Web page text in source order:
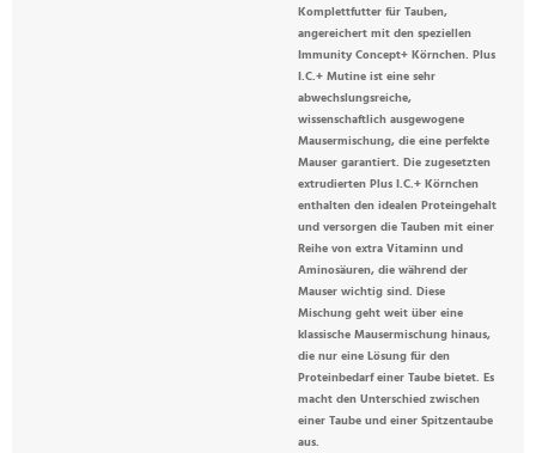
Komplettfutter für Tauben,
angereichert mit den speziellen
Immunity Concept+ Körnchen. Plus
I.C.+ Mutine ist eine sehr
abwechslungsreiche,
wissenschaftlich ausgewogene
Mausermischung, die eine perfekte
Mauser garantiert. Die zugesetzten
extrudierten Plus I.C.+ Körnchen
enthalten den idealen Proteingehalt
und versorgen die Tauben mit einer
Reihe von extra Vitaminn und
Aminosäuren, die während der
Mauser wichtig sind. Diese
Mischung geht weit über eine
klassische Mausermischung hinaus,
die nur eine Lösung für den
Proteinbedarf einer Taube bietet. Es
macht den Unterschied zwischen
einer Taube und einer Spitzentaube
aus.